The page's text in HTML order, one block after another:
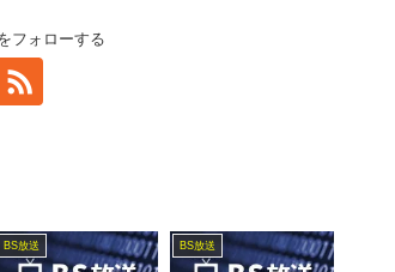
フォローする
BS放送 BS放送